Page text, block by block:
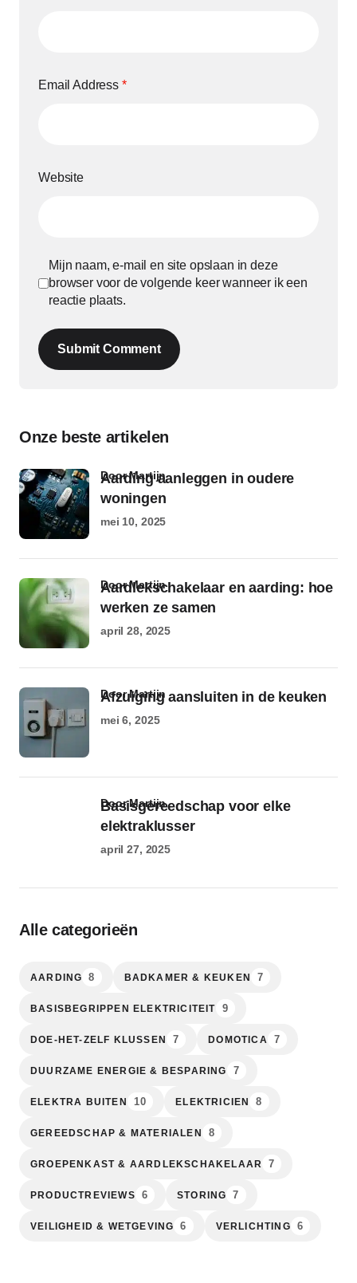
Email Address *
Website
Mijn naam, e-mail en site opslaan in deze
browser voor de volgende keer wanneer ik een
reactie plaats.
Submit Comment
Onze beste artikelen
Aarding aanleggen in oudere
woningen
door Martijn
mei 10, 2025
Aardlekschakelaar en aarding: hoe
werken ze samen
door Martijn
april 28, 2025
Afzuiging aansluiten in de keuken
door Martijn
mei 6, 2025
Basisgereedschap voor elke
elektraklusser
door Martijn
april 27, 2025
Alle categorieën
AARDING 8 BADKAMER & KEUKEN 7
BASISBEGRIPPEN ELEKTRICITEIT 9
DOE-HET-ZELF KLUSSEN 7 DOMOTICA 7
DUURZAME ENERGIE & BESPARING 7
ELEKTRA BUITEN 10 ELEKTRICIEN 8
GEREEDSCHAP & MATERIALEN 8
GROEPENKAST & AARDLEKSCHAKELAAR 7
PRODUCTREVIEWS 6 STORING 7
VEILIGHEID & WETGEVING 6 VERLICHTING 6